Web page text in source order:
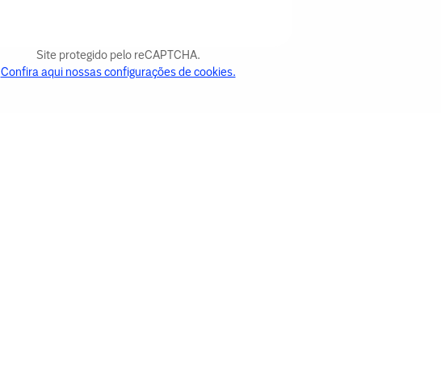
Site protegido pelo reCAPTCHA.
Confira aqui nossas configurações de cookies.